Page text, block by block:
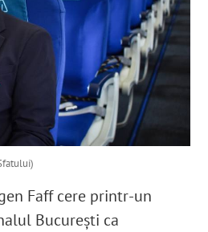
Faff cere printr-un
București ca